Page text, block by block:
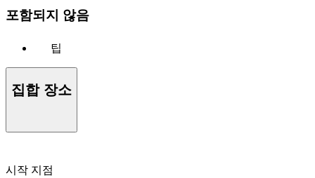
포함되지 않음
팁
집합 장소
시작 지점